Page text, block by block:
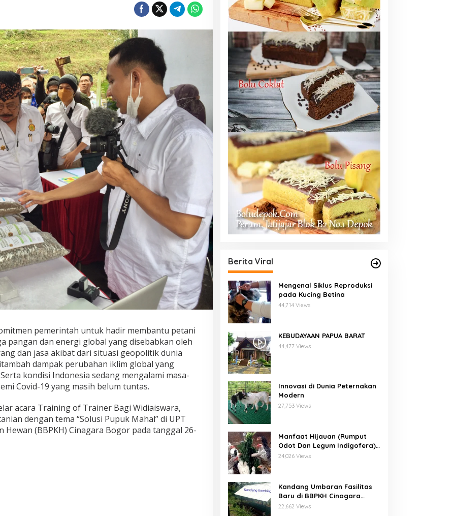
pemerintah untuk hadir membantu petani
pangan dan energi global yang disebabkan oleh
dan jasa akibat dari situasi geopolitik dunia
dampak perubahan iklim global yang
kondisi Indonesia sedang mengalami masa-
Covid-19 yang masih belum tuntas.
acara Training of Trainer Bagi Widiaiswara,
dengan tema “Solusi Pupuk Mahal” di UPT
Hewan (BBPKH) Cinagara Bogor pada tanggal 26-
Berita Viral
Mengenal Siklus Reproduksi
pada Kucing Betina
44,714 Views
KEBUDAYAAN PAPUA BARAT
44,477 Views
Innovasi di Dunia Peternakan
Modern
27,753 Views
Manfaat Hijauan (Rumput
Odot Dan Legum Indigofera)
Untuk Ayam Buras Kub Dan
24,026 Views
Kandang Umbaran Fasilitas
Baru di BBPKH Cinagara
Bogor
22,662 Views